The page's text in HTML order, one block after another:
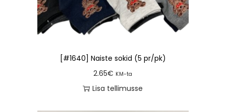
[#1640] Naiste sokid (5 pr/pk)
2.65€ KM-ta
Lisa tellimusse